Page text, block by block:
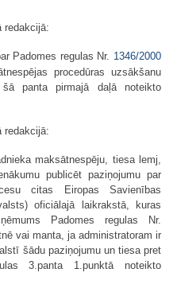
redakcijā:
Padomes regulas Nr. 1346/2000
procedūras uzsākšanu
panta pirmajā daļā noteikto
redakcijā:
maksātnespēju, tiesa lemj,
publicēt paziņojumu par
citas Eiropas Savienības
oficiālajā laikrakstā, kuras
Padomes regulas Nr.
vai manta, ja administratoram ir
šādu paziņojumu un tiesa pret
3.panta 1.punktā noteikto